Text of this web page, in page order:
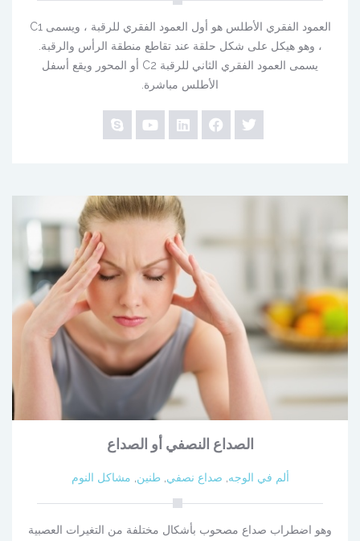
العمود الفقري الأطلس هو أول العمود الفقري للرقبة ، ويسمى C1
، وهو هيكل على شكل حلقة عند تقاطع منطقة الرأس والرقبة.
يسمى العمود الفقري الثاني للرقبة C2 أو المحور ويقع أسفل
الأطلس مباشرة.
الصداع النصفي أو الصداع
ألم في الوجه صداع نصفي طنين مشاكل النوم
وهو اضطراب صداع مصحوب بأشكال مختلفة من التغيرات العصبية